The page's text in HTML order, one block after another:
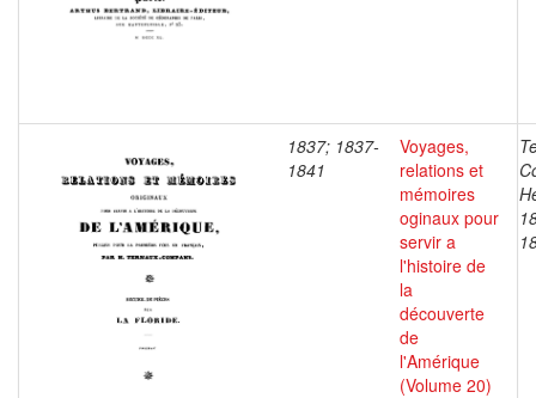
1837; 1837-
1841
Voyages,
relations et
mémoires
oginaux pour
servir a
l'histoire de
la
découverte
de
l'Amérique
(Volume 20)